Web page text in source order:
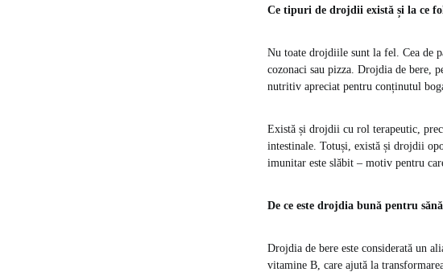
Ce tipuri de drojdii există și la ce
Nu toate drojdiile sunt la fel. Cea de
cozonaci sau pizza. Drojdia de bere,
nutritiv apreciat pentru conținutul
Există și drojdii cu rol terapeutic,
intestinale. Totuși, există și drojdii
imunitar este slăbit – motiv pentru
De ce este drojdia bună pentru
Drojdia de bere este considerată un
vitamine B, care ajută la